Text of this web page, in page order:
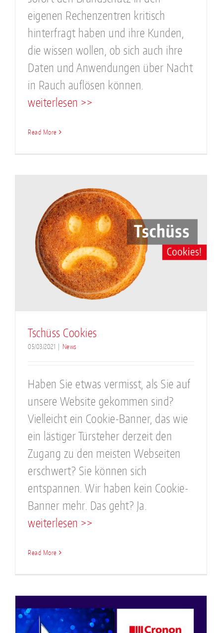
eigenen Rechenzentren kritisch
hinterfragt haben und ihre Kunden,
die wissen wollen, ob sich auch ihre
Daten und Anwendungen über Nacht
in Rauch auflösen können.
weiterlesen >>
Read More
Tschüss Cookies
05/03/2021 News
Haben Sie etwas vermisst, als Sie auf
unsere Website gekommen sind?
Vielleicht ein Cookie-Banner, das wie
ein lästiger Türsteher derzeit den
Zugang zu den meisten Webseiten
erschwert? Sie können sich
entspannen. Wir haben kein Cookie-
Banner mehr. Das geht? Ja.
weiterlesen >>
Read More